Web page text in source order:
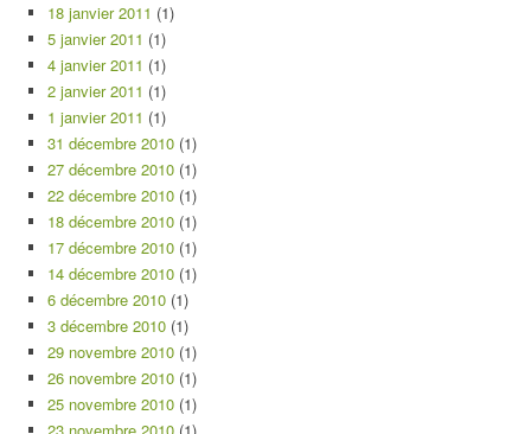
18 janvier 2011 (1)
5 janvier 2011 (1)
4 janvier 2011 (1)
2 janvier 2011 (1)
1 janvier 2011 (1)
31 décembre 2010 (1)
27 décembre 2010 (1)
22 décembre 2010 (1)
18 décembre 2010 (1)
17 décembre 2010 (1)
14 décembre 2010 (1)
6 décembre 2010 (1)
3 décembre 2010 (1)
29 novembre 2010 (1)
26 novembre 2010 (1)
25 novembre 2010 (1)